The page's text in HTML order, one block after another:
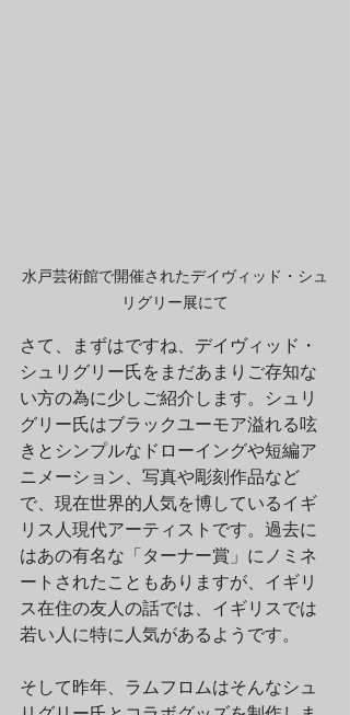
水戸芸術館で開催されたデイヴィッド・シュ
リグリー展にて
さて、まずはですね、デイヴィッド・
シュリグリー氏をまだあまりご存知な
い方の為に少しご紹介します。シュリ
グリー氏はブラックユーモア溢れる呟
きとシンプルなドローイングや短編ア
ニメーション、写真や彫刻作品など
で、現在世界的人気を博しているイギ
リス人現代アーティストです。過去に
はあの有名な「ターナー賞」にノミネ
ートされたこともありますが、イギリ
ス在住の友人の話では、イギリスでは
若い人に特に人気があるようです。
そして昨年、ラムフロムはそんなシュ